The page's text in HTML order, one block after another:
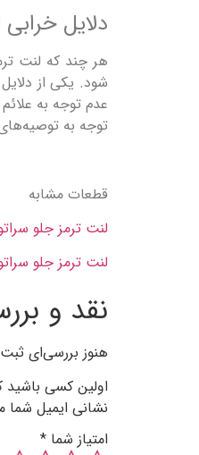
دلایل
هر چند که لنت
عدم توجه به
توجه به توصیه‌های
قطعات مشابه
لنت ترمز جلو
لنت ترمز جلو
نقد و
هنوز بررسی‌ای
اولین کسی باشید
نشانی ایمیل
امتیاز شما *